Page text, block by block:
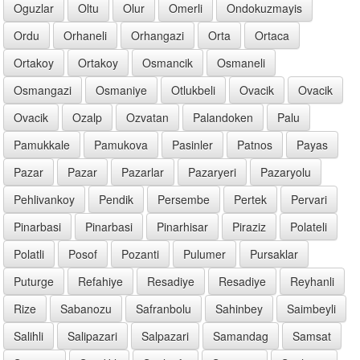
Oguzlar Oltu Olur Omerli
Ondokuzmayis
Ordu
Orhaneli Orhangazi Orta
Ortaca
Ortakoy
Ortakoy Osmancik
Osmaneli
Osmangazi
Osmaniye Otlukbeli Ovacik
Ovacik
Ovacik
Ozalp Ozvatan Palandoken
Palu
Pamukkale
Pamukova Pasinler Patnos
Payas
Pazar
Pazar Pazarlar Pazaryeri
Pazaryolu
Pehlivankoy
Pendik Persembe Pertek
Pervari
Pinarbasi
Pinarbasi Pinarhisar Piraziz
Polateli
Polatli
Posof Pozanti Pulumer
Pursaklar
Puturge
Refahiye Resadiye Resadiye
Reyhanli
Rize
Sabanozu Safranbolu Sahinbey
Saimbeyli
Salihli
Salipazari Salpazari Samandag
Samsat